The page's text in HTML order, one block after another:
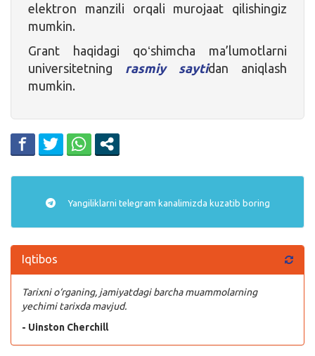
elektron manzili orqali murojaat qilishingiz
mumkin.
Grant haqidagi qoʻshimcha ma’lumotlarni
universitetning rasmiy saytidan aniqlash
mumkin.
Yangiliklarni telegram kanalimizda kuzatib boring
Iqtibos
Tarixni o‘rganing, jamiyatdagi barcha muammolarning
yechimi tarixda mavjud.
- Uinston Cherchill